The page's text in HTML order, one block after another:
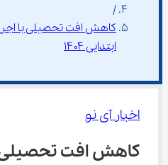
/
کاهش افت تحصیلی با
ابتدایی ۱۴۰۴
اخبار آی نو
کاهش افت تحصیلی